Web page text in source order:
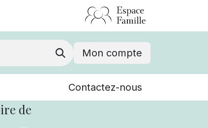
Mon compte
Événements
Contactez-nous
de